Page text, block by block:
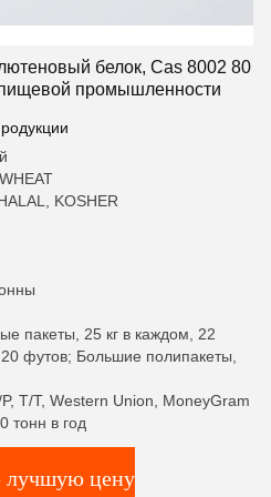
белок, Cas 8002 80
промышленности
KOSHER
пакеты, 25 кг в каждом, 22
футов; Большие полипакеты,
T/T, Western Union, MoneyGram
тонн в год
лучшую цену